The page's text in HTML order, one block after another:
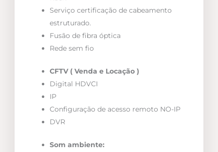
Serviço certificação de cabeamento
estruturado.
Fusão de fibra óptica
Rede sem fio
CFTV ( Venda e Locação )
Digital HDVCI
IP
Configuração de acesso remoto NO-IP
DVR
Som ambiente: